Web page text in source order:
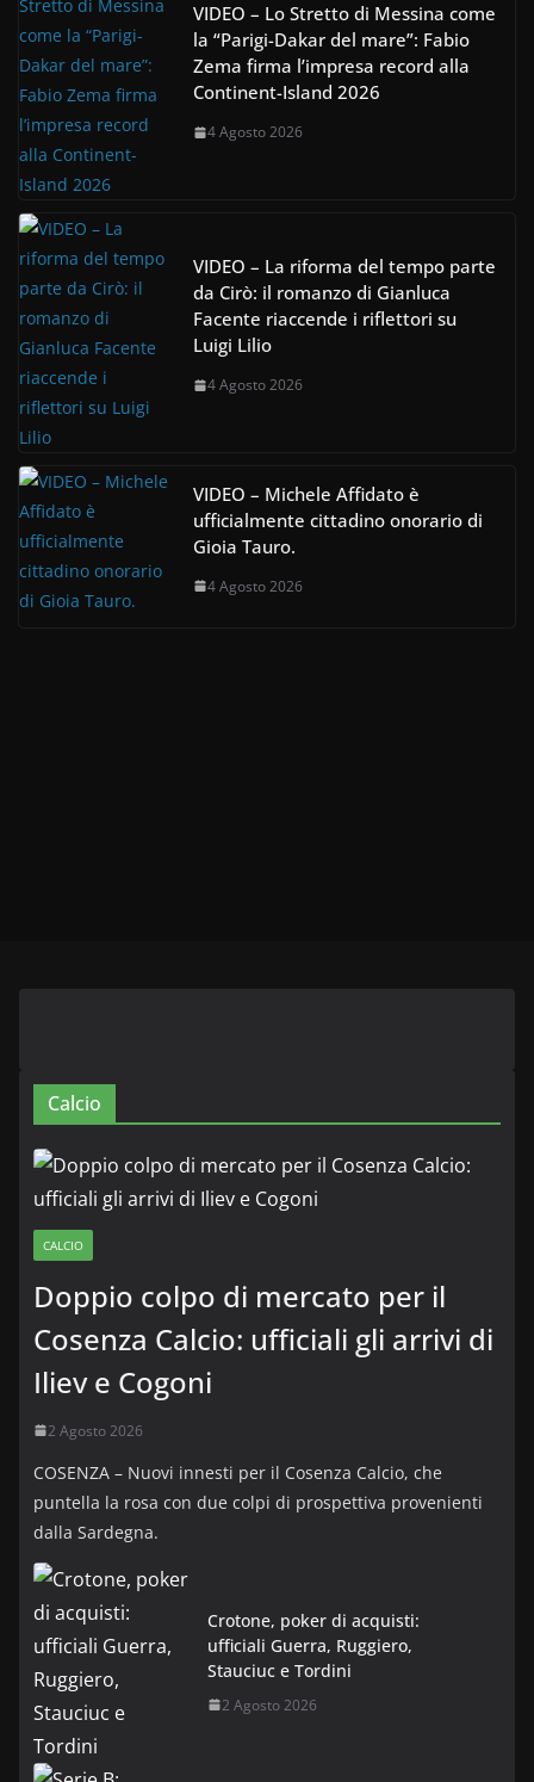
VIDEO – Lo Stretto di Messina come
la “Parigi-Dakar del mare”: Fabio
Zema firma l’impresa record alla
Continent-Island 2026
4 Agosto 2026
VIDEO – La riforma del tempo parte
da Cirò: il romanzo di Gianluca
Facente riaccende i riflettori su
Luigi Lilio
4 Agosto 2026
VIDEO – Michele Affidato è
ufficialmente cittadino onorario di
Gioia Tauro.
4 Agosto 2026
Calcio
CALCIO
Doppio colpo di mercato per il
Cosenza Calcio: ufficiali gli arrivi di
Iliev e Cogoni
2 Agosto 2026
COSENZA – Nuovi innesti per il Cosenza Calcio, che
puntella la rosa con due colpi di prospettiva provenienti
dalla Sardegna.
Crotone, poker di acquisti:
ufficiali Guerra, Ruggiero,
Stauciuc e Tordini
2 Agosto 2026